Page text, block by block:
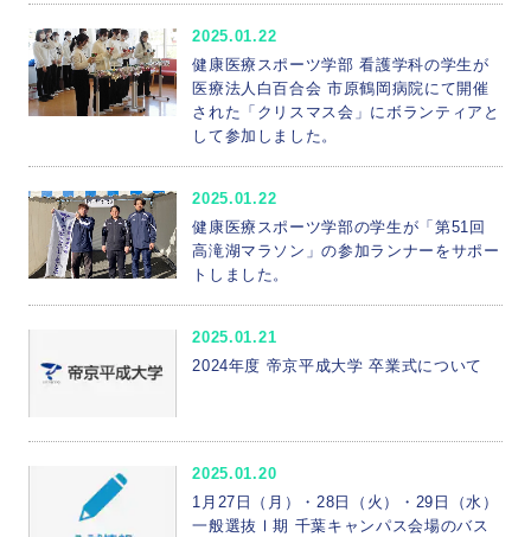
2025.01.22
健康医療スポーツ学部 看護学科の学生が
医療法人白百合会 市原鶴岡病院にて開催
された「クリスマス会」にボランティアと
して参加しました。
2025.01.22
健康医療スポーツ学部の学生が「第51回
高滝湖マラソン」の参加ランナーをサポー
トしました。
2025.01.21
2024年度 帝京平成大学 卒業式について
2025.01.20
1月27日（月）・28日（火）・29日（水）
一般選抜Ⅰ期 千葉キャンパス会場のバス